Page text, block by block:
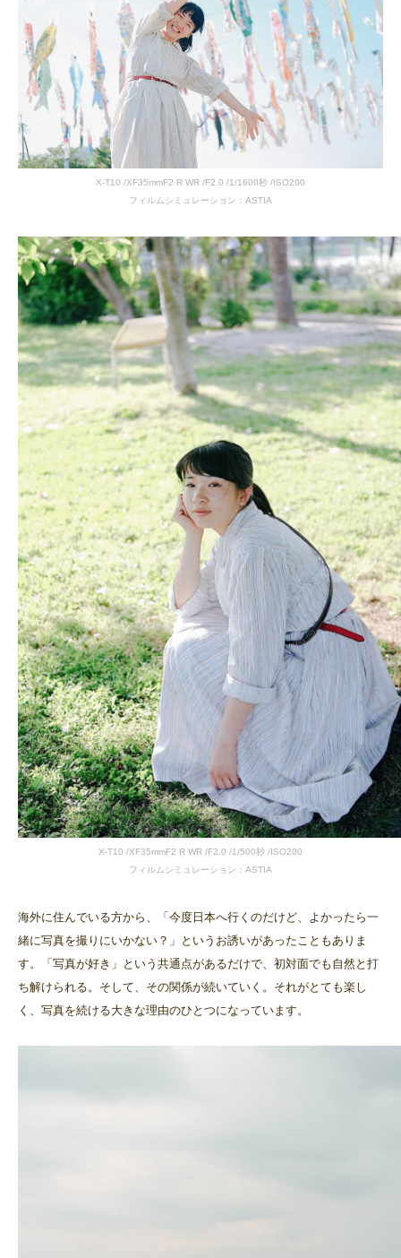
X-T10 /XF35mmF2 R WR /F2.0 /1/1600秒 /ISO200
フィルムシミュレーション：ASTIA
X-T10 /XF35mmF2 R WR /F2.0 /1/500秒 /ISO200
フィルムシミュレーション：ASTIA
海外に住んでいる方から、「今度日本へ行くのだけど、よかったら一
緒に写真を撮りにいかない？」というお誘いがあったこともありま
す。「写真が好き」という共通点があるだけで、初対面でも自然と打
ち解けられる。そして、その関係が続いていく。それがとても楽し
く、写真を続ける大きな理由のひとつになっています。